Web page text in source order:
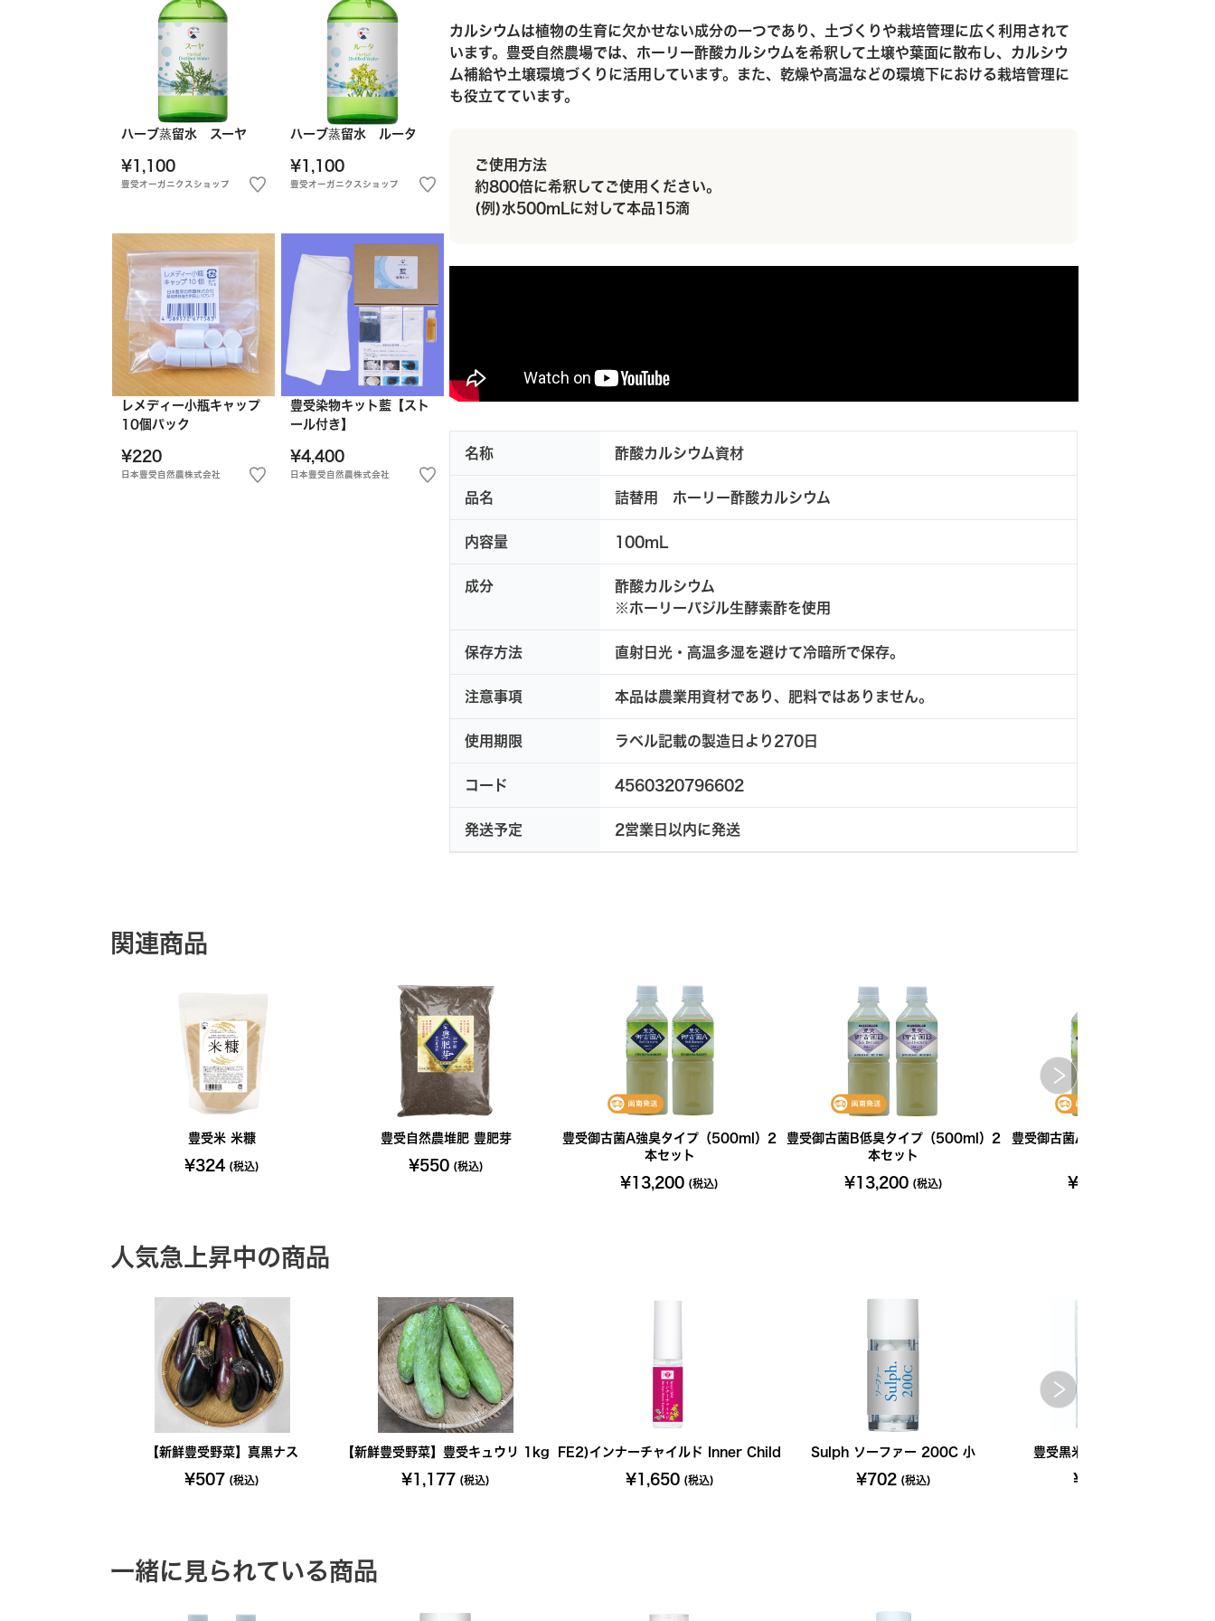
ハーブ蒸留水 スーヤ
¥1,100
豊受オーガニクスショップ
ハーブ蒸留水 ルータ
¥1,100
豊受オーガニクスショップ
レメディー小瓶キャップ
10個パック
¥220
日本豊受自然農株式会社
豊受染物キット藍【スト
ール付き】
¥4,400
日本豊受自然農株式会社
カルシウムは植物の生育に欠かせない成分の一つであり、土づくりや栽培管理に広く利用されて
います。豊受自然農場では、ホーリー酢酸カルシウムを希釈して土壌や葉面に散布し、カルシウ
ム補給や土壌環境づくりに活用しています。また、乾燥や高温などの環境下における栽培管理に
も役立てています。
ご使用方法
約800倍に希釈してご使用ください。
(例)水500mLに対して本品15滴
名称 酢酸カルシウム資材
品名 詰替用 ホーリー酢酸カルシウム
内容量 100mL
成分
酢酸カルシウム
※ホーリーバジル生酵素酢を使用
保存方法 直射日光・高温多湿を避けて冷暗所で保存。
注意事項 本品は農業用資材であり、肥料ではありません。
使用期限 ラベル記載の製造日より270日
コード 4560320796602
発送予定 2営業日以内に発送
関連商品
豊受米 米糠
¥324 (税込)
豊受自然農堆肥 豊肥芽
¥550 (税込)
豊受御古菌A強臭タイプ（500ml）2
本セット
¥13,200 (税込)
豊受御古菌B低臭タイプ（500ml）2
本セット
¥13,200 (税込)
豊受御古菌AとB（500ml）2本セ
¥13,200
人気急上昇中の商品
【新鮮豊受野菜】真黒ナス
¥507 (税込)
【新鮮豊受野菜】豊受キュウリ 1kg
¥1,177 (税込)
FE2)インナーチャイルド Inner Child
¥1,650 (税込)
Sulph ソーファー 200C 小
¥702 (税込)
豊受黒米 1kg【2024年産】
¥1,846
一緒に見られている商品